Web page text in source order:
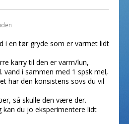
i en tør gryde som er varmet lidt
karry til den er varm/lun,
vand i sammen med 1 spsk mel,
har den konsistens sovs du vil
så skulle den være der.
kan du jo eksperimentere lidt